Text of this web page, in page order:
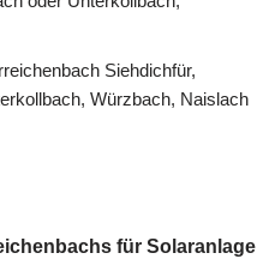
Siehdichfür,
Würzbach, Naislach
für Solaranlage